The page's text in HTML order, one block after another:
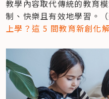
教學內容取代傳統的教育
制、快樂且有效地學習。（
上學？這 5 間教育新創化